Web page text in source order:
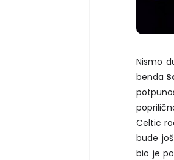
Nismo
benda
Celtic
bude
bio je